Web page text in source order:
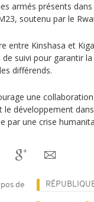
armés présents
soutenu par le
entre Kinshasa et
de suivi pour garantir
différends.
une
développement
par une crise
de